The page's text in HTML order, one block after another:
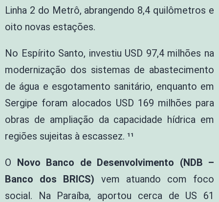
Linha 2 do Metrô, abrangendo 8,4 quilômetros e
oito novas estações.
No Espírito Santo, investiu USD 97,4 milhões na
modernização dos sistemas de abastecimento
de água e esgotamento sanitário, enquanto em
Sergipe foram alocados USD 169 milhões para
obras de ampliação da capacidade hídrica em
regiões sujeitas à escassez. ¹¹
O Novo Banco de Desenvolvimento (NDB –
Banco dos BRICS) vem atuando com foco
social. Na Paraíba, aportou cerca de US 61